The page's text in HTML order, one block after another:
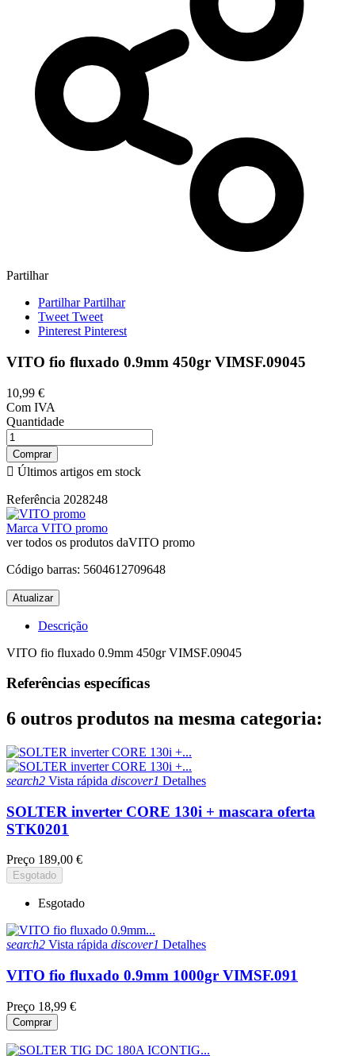
Partilhar
PartilharPartilhar
Tweet Tweet
Pinterest Pinterest
VITO fio fluxado 0.9mm 450gr VIMSF.09045
10,99 €
Com IVA
Quantidade
Comprar
 Últimos artigos em stock
Referência 2028248
Marca VITO promo
ver todos os produtos daVITO promo
Código barras: 5604612709648
Descrição
VITO fio fluxado 0.9mm 450gr VIMSF.09045
Referências específicas
6 outros produtos na mesma categoria:
search2 Vista rápida discover1 Detalhes
SOLTER inverter CORE 130i + mascara oferta
STK0201
Preço 189,00 €
Esgotado
Esgotado
search2 Vista rápida discover1 Detalhes
VITO fio fluxado 0.9mm 1000gr VIMSF.091
Preço 18,99 €
Comprar